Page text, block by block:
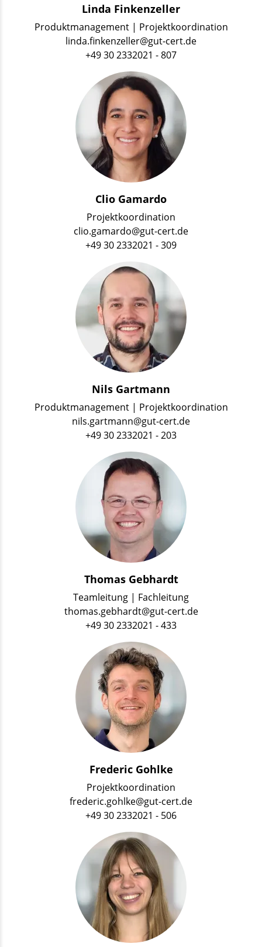
Linda Finkenzeller
Produktmanagement | Projektkoordination
linda.finkenzeller@gut-cert.de
+49 30 2332021 - 807
Clio Gamardo
Projektkoordination
clio.gamardo@gut-cert.de
+49 30 2332021 - 309
Nils Gartmann
Produktmanagement | Projektkoordination
nils.gartmann@gut-cert.de
+49 30 2332021 - 203
Thomas Gebhardt
Teamleitung | Fachleitung
thomas.gebhardt@gut-cert.de
+49 30 2332021 - 433
Frederic Gohlke
Projektkoordination
frederic.gohlke@gut-cert.de
+49 30 2332021 - 506